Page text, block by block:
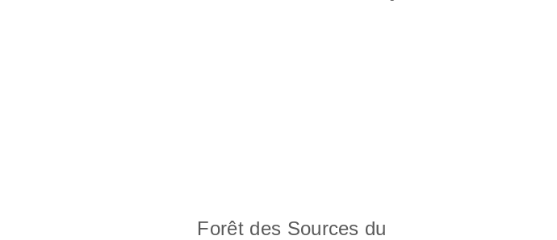
Forêt des Sources du